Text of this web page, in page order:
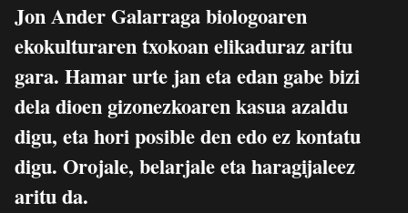
Jon Ander Galarraga biologoaren
ekokulturaren txokoan elikaduraz aritu
gara. Hamar urte jan eta edan gabe bizi
dela dioen gizonezkoaren kasua azaldu
digu, eta hori posible den edo ez kontatu
digu. Orojale, belarjale eta haragijaleez
aritu da.